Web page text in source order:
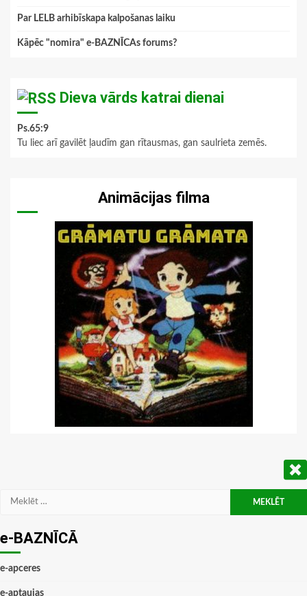
Par LELB arhibīskapa kalpošanas laiku
Kāpēc "nomira" e-BAZNĪCAs forums?
Dieva vārds katrai dienai
Ps.65:9
Tu liec arī gavilēt ļaudīm gan rītausmas, gan saulrieta zemēs.
Animācijas filma
Meklēt:
e-BAZNĪCĀ
e-apceres
e-aptaujas